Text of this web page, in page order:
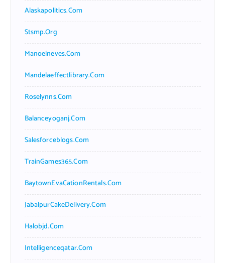
Alaskapolitics.com
Stsmp.org
Manoelneves.com
Mandelaeffectlibrary.com
Roselynns.com
Balanceyoganj.com
Salesforceblogs.com
TrainGames365.com
BaytownEvaCationRentals.com
JabalpurCakeDelivery.com
Halobjd.com
Intelligenceqatar.com